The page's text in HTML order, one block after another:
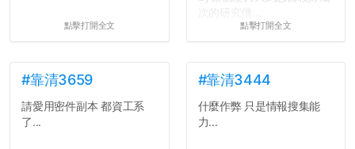
點擊打開全文 點擊打開全文
#靠清3659
請愛用密件副本 都資工系
了...
#靠清3444
什麼作弊 只是情報搜集能
力...